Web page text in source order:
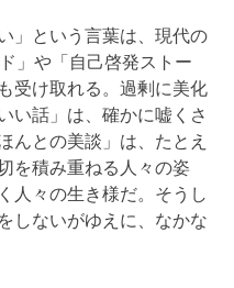
」という言葉は、現代の
」や「自己啓発ストー
受け取れる。過剰に美化
い話」は、確かに嘘くさ
んとの美談」は、たとえ
を積み重ねる人々の姿
人々の生き様だ。そうし
しないがゆえに、なかな